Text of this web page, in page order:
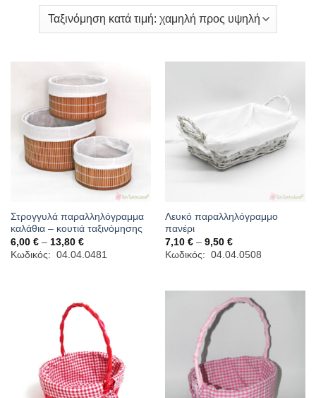
Στρογγυλά παραλληλόγραμμα
καλάθια – κουτιά ταξινόμησης
6,00 € – 13,80 €Price
range:
6,00 €
Κωδικός: 04.04.0481
Λευκό παραλληλόγραμμο
πανέρι
7,10 € – 9,50 €Price
range:
7,10 €
Κωδικός: 04.04.0508